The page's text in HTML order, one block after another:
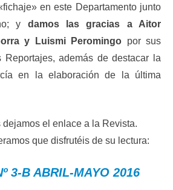
en este Departamento junto
y damos las gracias a Aitor
y Luismi Peromingo por sus
Reportajes, además de destacar la
en la elaboración de la última
el enlace a la Revista.
que disfrutéis de su lectura:
3-B ABRIL-MAYO 2016